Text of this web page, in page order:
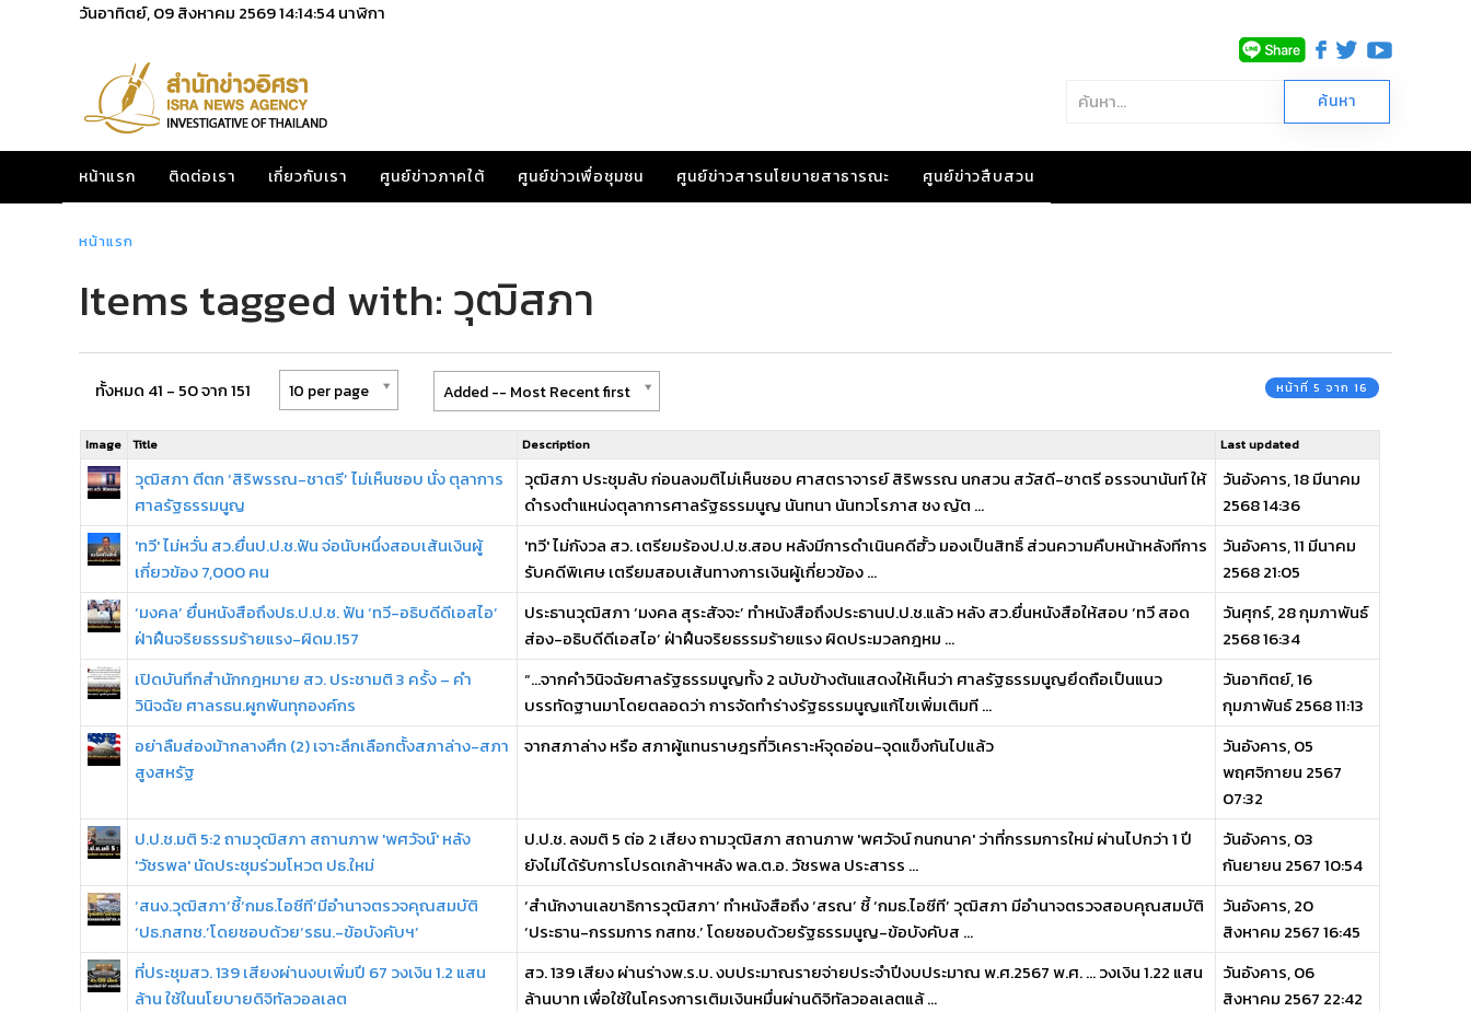
วันอาทิตย์, 09 สิงหาคม 256914:14:54นาฬิกา
หน้าแรก ติดต่อเรา เกี่ยวกับเรา ศูนย์ข่าวภาคใต้ ศูนย์ข่าวเพื่อชุมชน ศูนย์ข่าวสารนโยบายสาธารณะ ศูนย์ข่าวสืบสวน
หน้าแรก
Items tagged with: วุฒิสภา
ทั้งหมด 41 - 50 จาก 151 10 per page Added -- Most Recent first หน้าที่ 5 จาก 16
Image Title Description Last updated
วุฒิสภา ตีตก ‘สิริพรรณ-ชาตรี’ ไม่เห็นชอบ นั่ง ตุลาการ
ศาลรัฐธรรมนูญ
วุฒิสภา ประชุมลับ ก่อนลงมติไม่เห็นชอบ ศาสตราจารย์ สิริพรรณ นกสวน สวัสดี-ชาตรี อรรจนานันท์ ให้
ดำรงตำแหน่งตุลาการศาลรัฐธรรมนูญ นันทนา นันทวโรภาส ชง ญัต ...
วันอังคาร, 18 มีนาคม
2568 14:36
'ทวี' ไม่หวั่น สว.ยื่นป.ป.ช.ฟัน จ่อนับหนึ่งสอบเส้นเงินผู้
เกี่ยวข้อง 7,000 คน
'ทวี' ไม่กังวล สว. เตรียมร้องป.ป.ช.สอบ หลังมีการดำเนินคดีฮั้ว มองเป็นสิทธิ์ ส่วนความคืบหน้าหลังทีการ
รับคดีพิเศษ เตรียมสอบเส้นทางการเงินผู้เกี่ยวข้อง ...
วันอังคาร, 11 มีนาคม
2568 21:05
‘มงคล’ ยื่นหนังสือถึงปธ.ป.ป.ช. ฟัน ‘ทวี-อธิบดีดีเอสไอ’
ฝ่าฝืนจริยธรรมร้ายแรง-ผิดม.157
ประธานวุฒิสภา ‘มงคล สุระสัจจะ’ ทำหนังสือถึงประธานป.ป.ช.แล้ว หลัง สว.ยื่นหนังสือให้สอบ ‘ทวี สอด
ส่อง-อธิบดีดีเอสไอ’ ฝ่าฝืนจริยธรรมร้ายแรง ผิดประมวลกฎหม ...
วันศุกร์, 28 กุมภาพันธ์
2568 16:34
เปิดบันทึกสำนักกฎหมาย สว. ประชามติ 3 ครั้ง – คำ
วินิจฉัย ศาลรธน.ผูกพันทุกองค์กร
“...จากคำวินิจฉัยศาลรัฐธรรมนูญทั้ง 2 ฉบับข้างต้นแสดงให้เห็นว่า ศาลรัฐธรรมนูญยึดถือเป็นแนว
บรรทัดฐานมาโดยตลอดว่า การจัดทำร่างรัฐธรรมนูญแก้ไขเพิ่มเติมที ...
วันอาทิตย์, 16
กุมภาพันธ์ 2568 11:13
อย่าลืมส่องม้ากลางศึก (2) เจาะลึกเลือกตั้งสภาล่าง-สภา
สูงสหรัฐ
จากสภาล่าง หรือ สภาผู้แทนราษฎรที่วิเคราะห์จุดอ่อน-จุดแข็งกันไปแล้ว
วันอังคาร, 05
พฤศจิกายน 2567
07:32
ป.ป.ช.มติ 5:2 ถามวุฒิสภา สถานภาพ 'พศวัจน์' หลัง
'วัชรพล' นัดประชุมร่วมโหวต ปธ.ใหม่
ป.ป.ช. ลงมติ 5 ต่อ 2 เสียง ถามวุฒิสภา สถานภาพ 'พศวัจน์ กนกนาค' ว่าที่กรรมการใหม่ ผ่านไปกว่า 1 ปี
ยังไม่ได้รับการโปรดเกล้าฯหลัง พล.ต.อ. วัชรพล ประสารร ...
วันอังคาร, 03
กันยายน 2567 10:54
‘สนง.วุฒิสภา’ชี้‘กมธ.ไอซีที’มีอำนาจตรวจคุณสมบัติ
‘ปธ.กสทช.’โดยชอบด้วย‘รธน.-ข้อบังคับฯ’
‘สำนักงานเลขาธิการวุฒิสภา’ ทำหนังสือถึง ‘สรณ’ ชี้ ‘กมธ.ไอซีที’ วุฒิสภา มีอำนาจตรวจสอบคุณสมบัติ
‘ประธาน-กรรมการ กสทช.’ โดยชอบด้วยรัฐธรรมนูญ-ข้อบังคับส ...
วันอังคาร, 20
สิงหาคม 2567 16:45
ที่ประชุมสว. 139 เสียงผ่านงบเพิ่มปี 67 วงเงิน 1.2 แสน
ล้าน ใช้ในนโยบายดิจิทัลวอลเลต
สว. 139 เสียง ผ่านร่างพ.ร.บ. งบประมาณรายจ่ายประจำปีงบประมาณ พ.ศ.2567 พ.ศ. … วงเงิน 1.22 แสน
ล้านบาท เพื่อใช้ในโครงการเติมเงินหมื่นผ่านดิจิทัลวอลเลตแล้ ...
วันอังคาร, 06
สิงหาคม 2567 22:42